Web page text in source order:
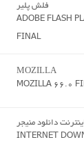
فلش پلیر
ADOBE FLASH
FINAL
MOZILLA
MOZILLA 66.0
دانلود منیجر
INTERNET